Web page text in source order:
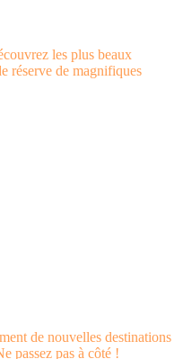
les plus beaux
réserve de magnifiques
de nouvelles destinations
passez pas à côté !